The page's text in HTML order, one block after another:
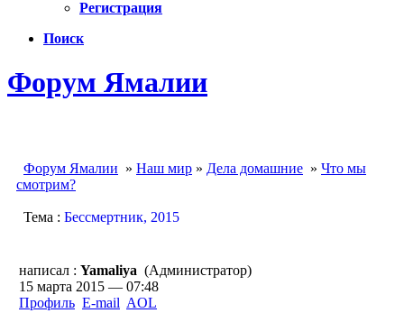
Регистрация
Поиск
Форум Ямалии
Форум Ямалии » Наш мир » Дела домашние » Что мы
смотрим?
Тема : Бессмертник, 2015
написал : Yamaliya (Администратор)
15 марта 2015 — 07:48
Профиль E-mail AOL